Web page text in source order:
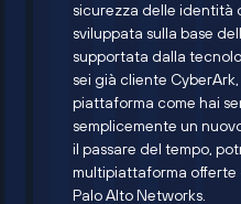
sicurezza delle identità
sviluppata sulla base
supportata dalla
sei già cliente
piattaforma come hai
semplicemente un
il passare del tempo,
multipiattaforma
Palo Alto Networks.